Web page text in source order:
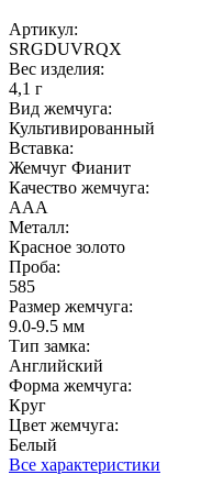
Артикул:
SRGDUVRQX
Вес изделия:
4,1 г
Вид жемчуга:
Культивированный
Вставка:
Жемчуг Фианит
Качество жемчуга:
ААА
Металл:
Красное золото
Проба:
585
Размер жемчуга:
9.0-9.5 мм
Тип замка:
Английский
Форма жемчуга:
Круг
Цвет жемчуга:
Белый
Все характеристики